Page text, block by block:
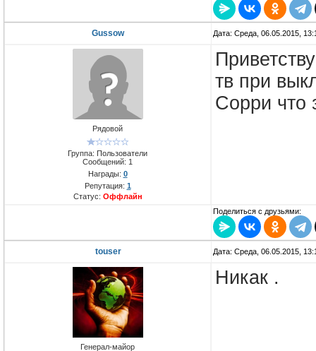
Gussow Дата: Среда, 06.05.2015,
Рядовой
Группа: Пользователи
Сообщений: 1
Награды: 0
Репутация: 1
Статус: Оффлайн
тв при
Сорри что
Поделиться с друзьями:
touser Дата: Среда, 06.05.2015,
Генерал-майор
Никак .